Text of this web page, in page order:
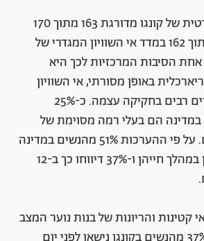
הרפובליקה הדמוקרטית של קונגו מדורגת 163 מתוך 170
במדד WPS ו-150 מתוך 162 במדד אי השוויון המגדרי של
לשנת 2020. אחת הסיבות המרכזיות לכך היא
באופן מסורתי, אי השוויון
במדינה מעוגן במקרים רבים בחקיקה עצמה. כ-25%
הם בעלי רמה מסוימת של
הטייה לטובת גברים. על פי ההערכות 51% מהנשים במדינה
יחוו אלימות מבן זוגן במהלך חייהן ו-37% דיווחו כך ב-12
קטינות והריונות של בנות נוער המצב